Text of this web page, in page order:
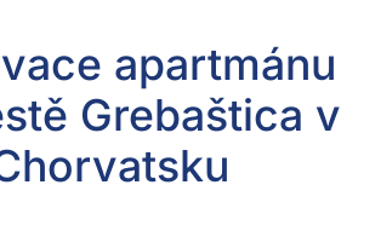
apartmánu
Grebaštica v